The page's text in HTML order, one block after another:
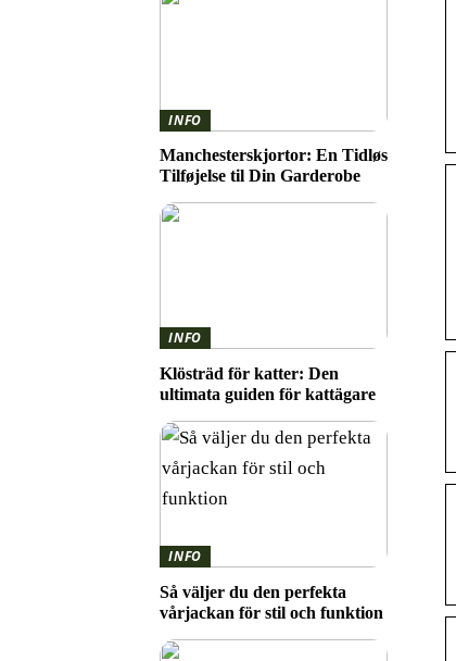
INFO
Manchesterskjortor: En Tidløs
Tilføjelse til Din Garderobe
INFO
Klösträd för katter: Den
ultimata guiden för kattägare
INFO
Så väljer du den perfekta
vårjackan för stil och funktion